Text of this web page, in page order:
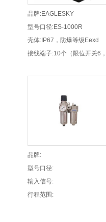
品牌:EAGLESKY
型号口径:ES-1000R
壳体:IP67，防爆等级Eexd
接线端子:10个（限位开关6
品牌:
型号口径:
输入信号:
行程范围: